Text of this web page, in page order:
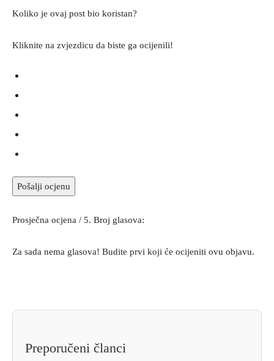
Koliko je ovaj post bio koristan?
Kliknite na zvjezdicu da biste ga ocijenili!
Pošalji ocjenu
Prosječna ocjena / 5. Broj glasova:
Za sada nema glasova! Budite prvi koji će ocijeniti ovu objavu.
Preporučeni članci